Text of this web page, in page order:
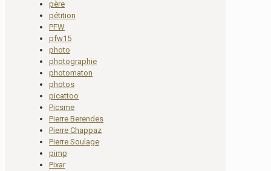
père
pétition
PFW
pfw15
photo
photographie
photomaton
photos
picattoo
Picsme
Pierre Berendes
Pierre Chappaz
Pierre Soulage
pimp
Pixar